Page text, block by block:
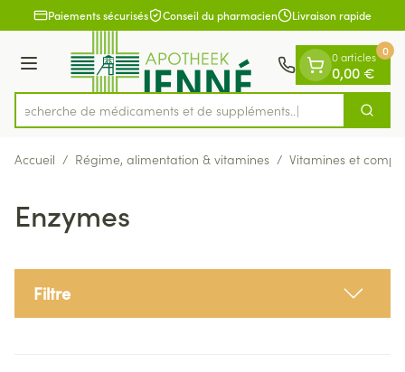
Aller au contenu
1 de 1
Paiements sécurisés Conseil du pharmacien Livraison rapide
Menu
Rechercher
Recherche de médicaments
0 articles
0,00 €
0
Accueil / Régime, alimentation & vitamines / Vitamines et
Enzymes
Filtre